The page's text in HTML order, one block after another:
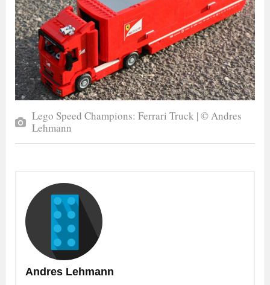
Lego Speed Champions: Ferrari Truck | © Andres
Lehmann
Andres Lehmann